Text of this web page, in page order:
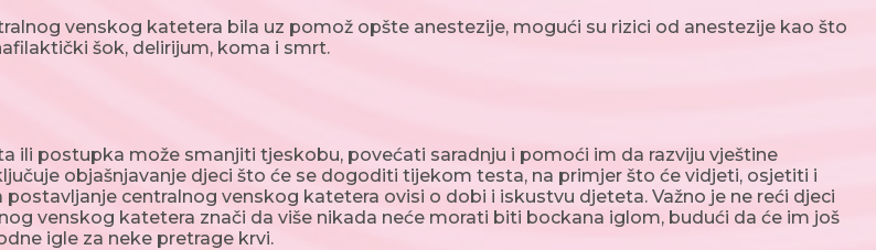
venskog katetera bila uz pomož opšte anestezije, mogući su rizici od anestezije kao što
šok, delirijum, koma i smrt.
ili postupka može smanjiti tjeskobu, povećati saradnju i pomoći im da razviju vještine
objašnjavanje djeci što će se dogoditi tijekom testa, na primjer što će vidjeti, osjetiti i
centralnog venskog katetera ovisi o dobi i iskustvu djeteta. Važno je ne reći djeci
venskog katetera znači da više nikada neće morati biti bockana iglom, budući da će im još
igle za neke pretrage krvi.